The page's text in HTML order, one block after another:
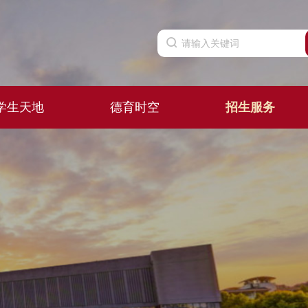
生天地 德育时空 招生服务